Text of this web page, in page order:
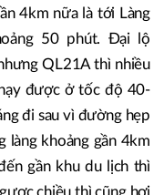
4km nữa là tới Làng
50 phút. Đại lộ
QL21A thì nhiều
được ở tốc độ 40-
đi sau vì đường hẹp
khoảng gần 4km
gần khu du lịch thì
chiều thì cũng hơi